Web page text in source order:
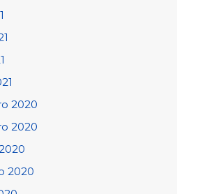
2020
2020
2020